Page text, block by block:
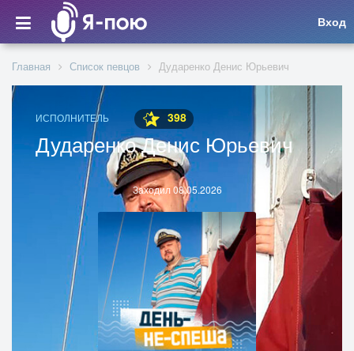
Вход
Главная Список певцов Дударенко Денис Юрьевич
ИСПОЛНИТЕЛЬ 398
Дударенко Денис Юрьевич
Заходил 08.05.2026